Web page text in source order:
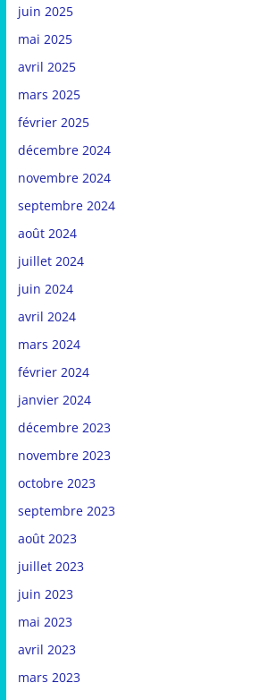
juin 2025
mai 2025
avril 2025
mars 2025
février 2025
décembre 2024
novembre 2024
septembre 2024
août 2024
juillet 2024
juin 2024
avril 2024
mars 2024
février 2024
janvier 2024
décembre 2023
novembre 2023
octobre 2023
septembre 2023
août 2023
juillet 2023
juin 2023
mai 2023
avril 2023
mars 2023